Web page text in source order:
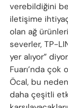
verebildiğini
iletişime
olan ağ
severler, TP-
yer alıyor”
Fuarı’nda çok
Öcal, bu
daha çeşitli